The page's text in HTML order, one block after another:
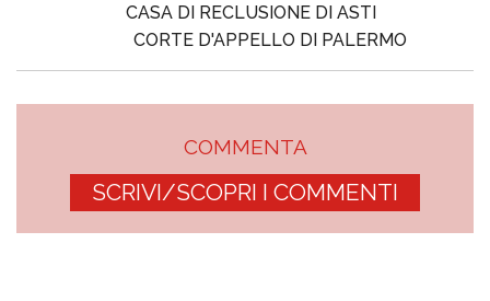
CASA DI RECLUSIONE DI ASTI
CORTE D'APPELLO DI PALERMO
COMMENTA
SCRIVI/SCOPRI I COMMENTI